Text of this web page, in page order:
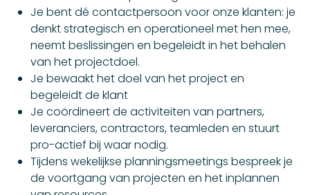
Je bent dé contactpersoon voor onze klanten: je
denkt strategisch en operationeel met hen mee,
neemt beslissingen en begeleidt in het behalen
van het projectdoel.
Je bewaakt het doel van het project en
begeleidt de klant
Je coördineert de activiteiten van partners,
leveranciers, contractors, teamleden en stuurt
pro-actief bij waar nodig.
Tijdens wekelijkse planningsmeetings bespreek je
de voortgang van projecten en het inplannen